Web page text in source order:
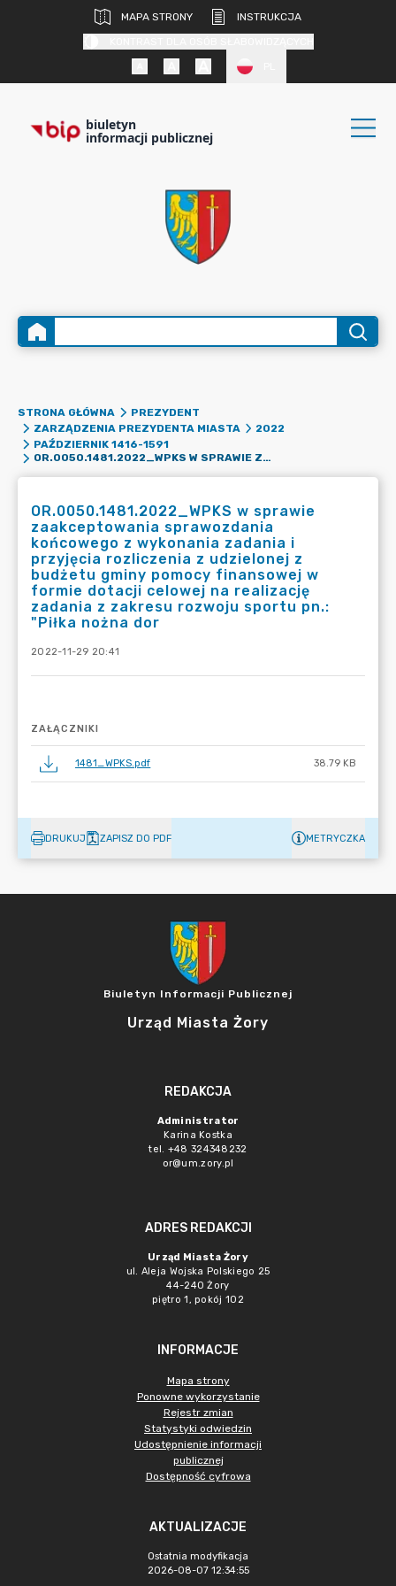
MAPA STRONY
INSTRUKCJA
biuletyn
informacji publicznej
STRONA GŁÓWNA
PREZYDENT
ZARZĄDZENIA PREZYDENTA MIASTA
2022
PAŹDZIERNIK 1416-1591
OR.0050.1481.2022_WPKS W SPRAWIE ZAAKCEPTOWANIA SPRAWOZDANIA KOŃCOWEGO Z WYKONANIA ZADANIA I PRZYJĘCIA ROZLICZENIA Z UDZIELONEJ Z BUDŻETU GMINY POMOCY FINANSOWEJ W FORMIE DOTACJI CELOWEJ NA REALIZACJĘ ZADANIA Z ZAKRESU ROZWOJU SPORTU PN.: "PIŁKA NOŻNA DOR
OR.0050.1481.2022_WPKS w sprawie
zaakceptowania sprawozdania
końcowego z wykonania zadania i
przyjęcia rozliczenia z udzielonej z
budżetu gminy pomocy finansowej w
formie dotacji celowej na realizację
zadania z zakresu rozwoju sportu pn.:
"Piłka nożna dor
2022-11-29 20:41
ZAŁĄCZNIKI
1481_WPKS.pdf 38.79 KB
DRUKUJ ZAPISZ DO PDF METRYCZKA
Biuletyn Informacji Publicznej
Urząd Miasta Żory
REDAKCJA
Administrator
Karina Kostka
tel. +48 324348232
or@um.zory.pl
ADRES REDAKCJI
Urząd Miasta Żory
ul. Aleja Wojska Polskiego 25
44-240 Żory
piętro 1, pokój 102
INFORMACJE
Mapa strony
Ponowne wykorzystanie
Rejestr zmian
Statystyki odwiedzin
Udostępnienie informacji
publicznej
Dostępność cyfrowa
AKTUALIZACJE
Ostatnia modyfikacja
2026-08-07 12:34:55